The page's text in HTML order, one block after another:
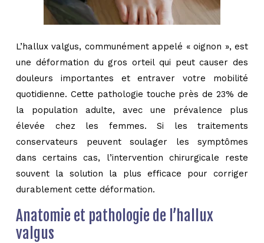
L’hallux valgus, communément appelé « oignon », est
une déformation du gros orteil qui peut causer des
douleurs importantes et entraver votre mobilité
quotidienne. Cette pathologie touche près de 23% de
la population adulte, avec une prévalence plus
élevée chez les femmes. Si les traitements
conservateurs peuvent soulager les symptômes
dans certains cas, l’intervention chirurgicale reste
souvent la solution la plus efficace pour corriger
durablement cette déformation.
Anatomie et pathologie de l’hallux
valgus